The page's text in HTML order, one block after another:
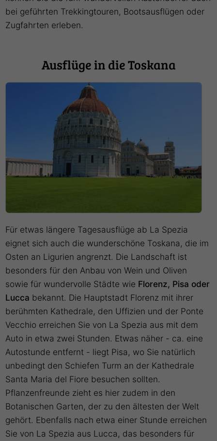
bei geführten Trekkingtouren, Bootsausflügen oder
Zugfahrten erleben.
Ausflüge in die Toskana
Für etwas längere Tagesausflüge ab La Spezia
eignet sich auch die wunderschöne Toskana, die im
Osten an Ligurien angrenzt. Die Landschaft ist
besonders für den Anbau von Wein und Oliven
sowie für wundervolle Städte wie Florenz, Pisa oder
Lucca bekannt. Die Hauptstadt Florenz mit ihrer
berühmten Kathedrale, den Uffizien und der Ponte
Vecchio erreichen Sie von La Spezia aus mit dem
Auto in etwa zwei Stunden. Etwas näher - ca. eine
Autostunde entfernt - liegt Pisa, wo Sie natürlich
unbedingt den Schiefen Turm an der Kathedrale
Santa Maria del Fiore besuchen sollten.
Pflanzenfreunde zieht es hier zudem in den
Botanischen Garten, der zu den ältesten der Welt
gehört. Ebenfalls nach etwa einer Stunde erreichen
Sie von La Spezia aus Lucca, das besonders für